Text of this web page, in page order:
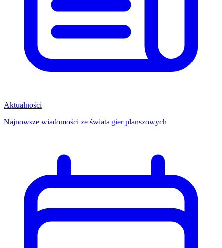
Aktualności
Najnowsze wiadomości ze świata gier planszowych